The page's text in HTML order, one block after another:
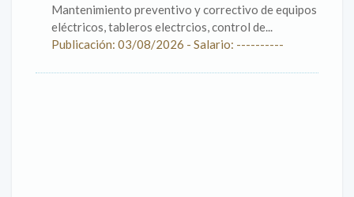
Mantenimiento preventivo y correctivo de equipos
eléctricos, tableros electrcios, control de...
Publicación: 03/08/2026 - Salario: ----------